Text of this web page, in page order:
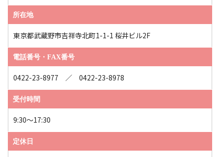
所在地
東京都武蔵野市吉祥寺北町1-1-1 桜井ビル2F
電話番号・FAX番号
0422-23-8977 ／ 0422-23-8978
受付時間
9:30～17:30
定休日